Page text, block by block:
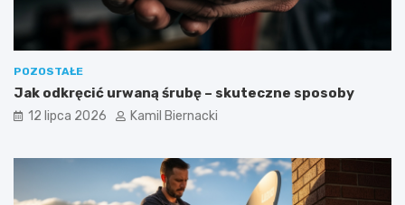
POZOSTAŁE
Jak odkręcić urwaną śrubę – skuteczne sposoby
12 lipca 2026 Kamil Biernacki